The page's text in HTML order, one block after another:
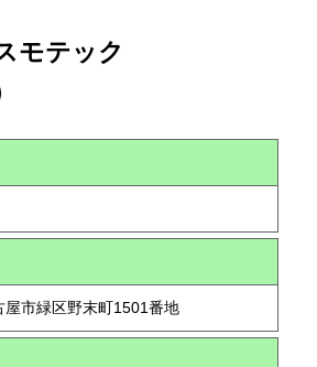
モテック
市緑区野末町1501番地